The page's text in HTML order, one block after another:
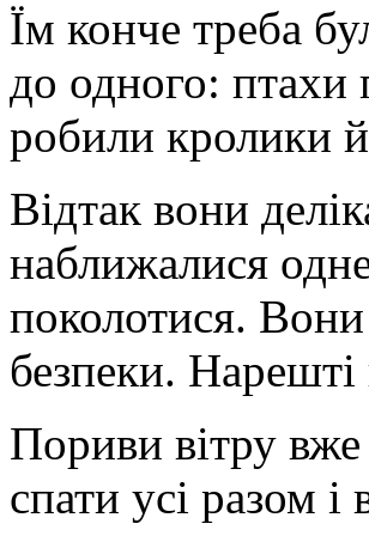
Їм конче треба
до одного: птахи
робили кролики й
Відтак вони
наближалися
поколотися. Вони
безпеки. Нарешті
Пориви вітру
спати усі разом і